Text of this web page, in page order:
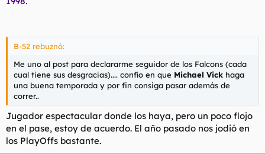
B-52 rebuznó:
Me uno al post para declararme seguidor de los Falcons (cada
cual tiene sus desgracias).... confío en que Michael Vick haga
una buena temporada y por fin consiga pasar además de
correr..
Jugador espectacular donde los haya, pero un poco flojo
en el pase, estoy de acuerdo. El año pasado nos jodió en
los PlayOffs bastante.